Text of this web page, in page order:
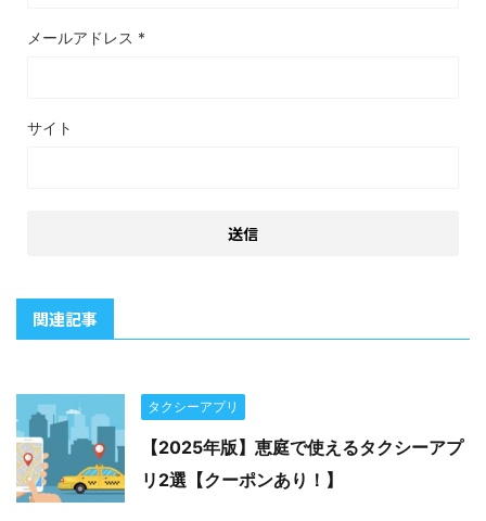
メールアドレス *
サイト
関連記事
タクシーアプリ
【2025年版】恵庭で使えるタクシーアプ
リ2選【クーポンあり！】